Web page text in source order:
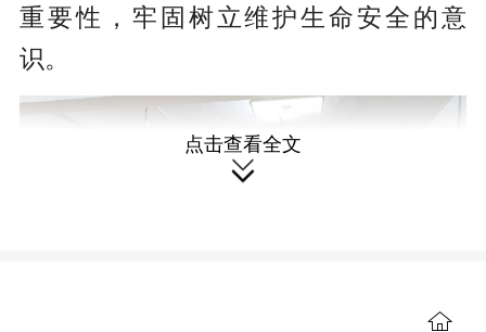
重要性，牢固树立维护生命安全的意
识。
点击查看全文
